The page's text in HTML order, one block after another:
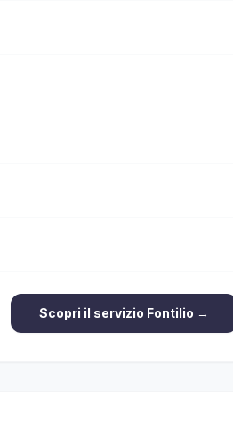
Scopri il servizio Fontilio →